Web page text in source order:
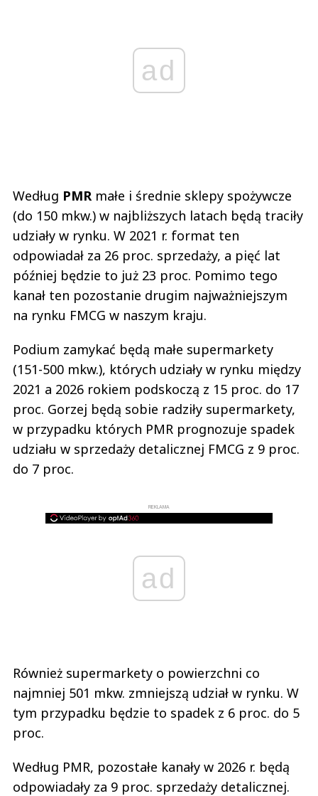
ad
Według PMR małe i średnie sklepy spożywcze
(do 150 mkw.) w najbliższych latach będą traciły
udziały w rynku. W 2021 r. format ten
odpowiadał za 26 proc. sprzedaży, a pięć lat
później będzie to już 23 proc. Pomimo tego
kanał ten pozostanie drugim najważniejszym
na rynku FMCG w naszym kraju.
Podium zamykać będą małe supermarkety
(151-500 mkw.), których udziały w rynku między
2021 a 2026 rokiem podskoczą z 15 proc. do 17
proc. Gorzej będą sobie radziły supermarkety,
w przypadku których PMR prognozuje spadek
udziału w sprzedaży detalicznej FMCG z 9 proc.
do 7 proc.
REKLAMA
ad
Również supermarkety o powierzchni co
najmniej 501 mkw. zmniejszą udział w rynku. W
tym przypadku będzie to spadek z 6 proc. do 5
proc.
Według PMR, pozostałe kanały w 2026 r. będą
odpowiadały za 9 proc. sprzedaży detalicznej.